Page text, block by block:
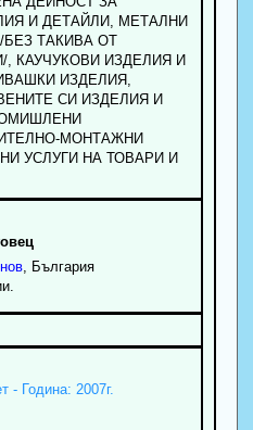
И ДЕТАЙЛИ, МЕТАЛНИ
ТАКИВА ОТ
КАУЧУКОВИ ИЗДЕЛИЯ И
ИЗДЕЛИЯ,
СИ ИЗДЕЛИЯ И
МОНТАЖНИ
УСЛУГИ НА ТОВАРИ И
, България
- Година: 2007г.